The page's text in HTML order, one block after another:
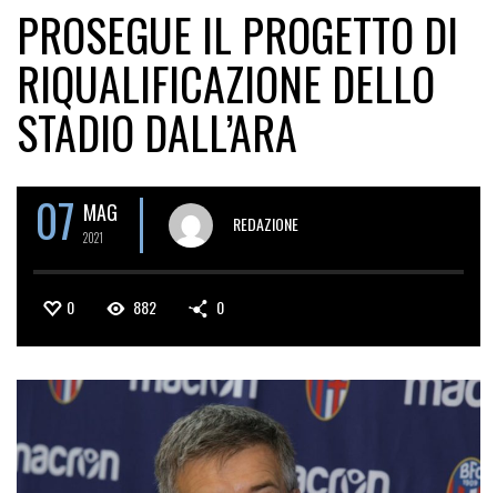
PROSEGUE IL PROGETTO DI
RIQUALIFICAZIONE DELLO
STADIO DALL’ARA
07 MAG
2021
REDAZIONE
0 882 0